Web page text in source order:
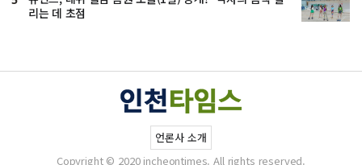
리는 데 초점
언론사 소개
Copyright © 2020 incheontimes. All rights reserved.